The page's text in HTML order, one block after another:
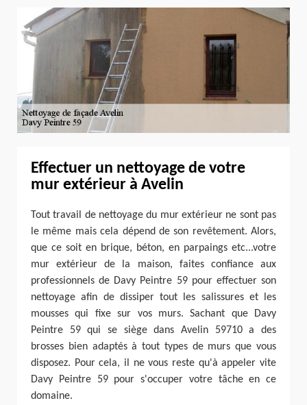
Effectuer un nettoyage de votre
mur extérieur à Avelin
Tout travail de nettoyage du mur extérieur ne sont pas
le même mais cela dépend de son revêtement. Alors,
que ce soit en brique, béton, en parpaings etc...votre
mur extérieur de la maison, faites confiance aux
professionnels de Davy Peintre 59 pour effectuer son
nettoyage afin de dissiper tout les salissures et les
mousses qui fixe sur vos murs. Sachant que Davy
Peintre 59 qui se siège dans Avelin 59710 a des
brosses bien adaptés à tout types de murs que vous
disposez. Pour cela, il ne vous reste qu'à appeler vite
Davy Peintre 59 pour s'occuper votre tâche en ce
domaine.